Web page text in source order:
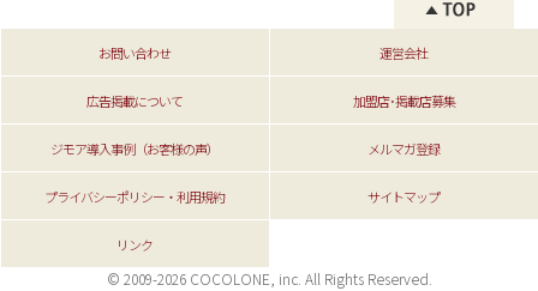
お問い合わせ 運営会社
広告掲載について 加盟店･掲載店募集
ジモア導入事例（お客様の声） メルマガ登録
プライバシーポリシー・利用規約 サイトマップ
リンク
© 2009-2026 COCOLONE, inc. All Rights Reserved.